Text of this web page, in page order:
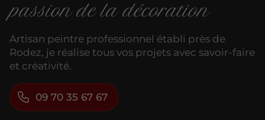
passion de la décoration
Artisan peintre professionnel établi près de
Rodez, je réalise tous vos projets avec savoir-faire
et créativité.
09 70 35 67 67